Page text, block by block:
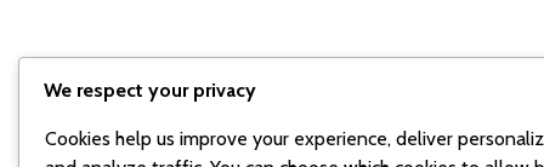
We respect your privacy
Cookies help us improve your experience, deliver